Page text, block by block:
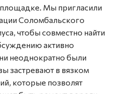
Мы пригласили
Соломбальского
чтобы совместно найти
активно
неоднократно были
застревают в вязком
которые позволят